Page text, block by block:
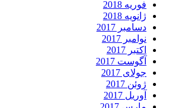
فوریه 2018
ژانویه 2018
دسامبر 2017
نوامبر 2017
اکتبر 2017
آگوست 2017
جولای 2017
ژوئن 2017
آوریل 2017